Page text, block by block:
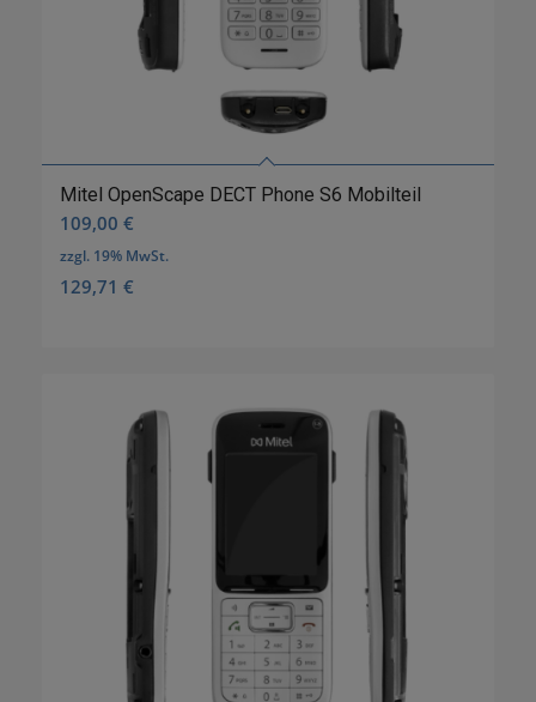
Mitel OpenScape DECT Phone S6 Mobilteil
109,00 €
zzgl. 19% MwSt.
129,71 €